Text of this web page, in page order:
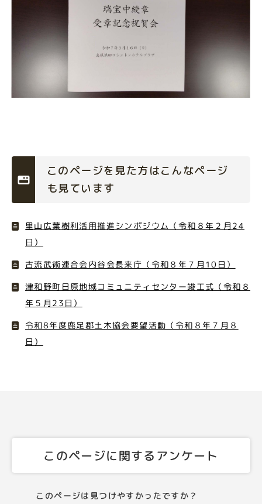
このページを見た方はこんなページ
も見ています
里山広葉樹利活用推進シンポジウム（令和８年２月24
日）
古流武術連合会内谷会長来庁（令和８年７月10日）
津和野町日原地域コミュニティセンター竣工式（令和８
年５月23日）
令和8年度鹿足郡土木協会要望活動（令和８年７月８
日）
このページに関するアンケート
このページは見つけやすかったですか？